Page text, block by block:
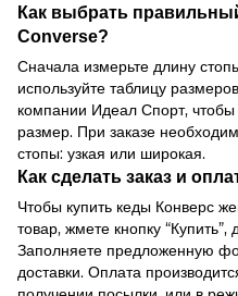
Как выбрать
Converse?
Сначала измерьте длину
используйте таблицу
компании Идеал Спорт,
размер. При заказе
стопы: узкая или широкая.
Как сделать заказ и
Чтобы купить кеды Конверс
товар, жмете кнопку
Заполняете предложенную
доставки. Оплата